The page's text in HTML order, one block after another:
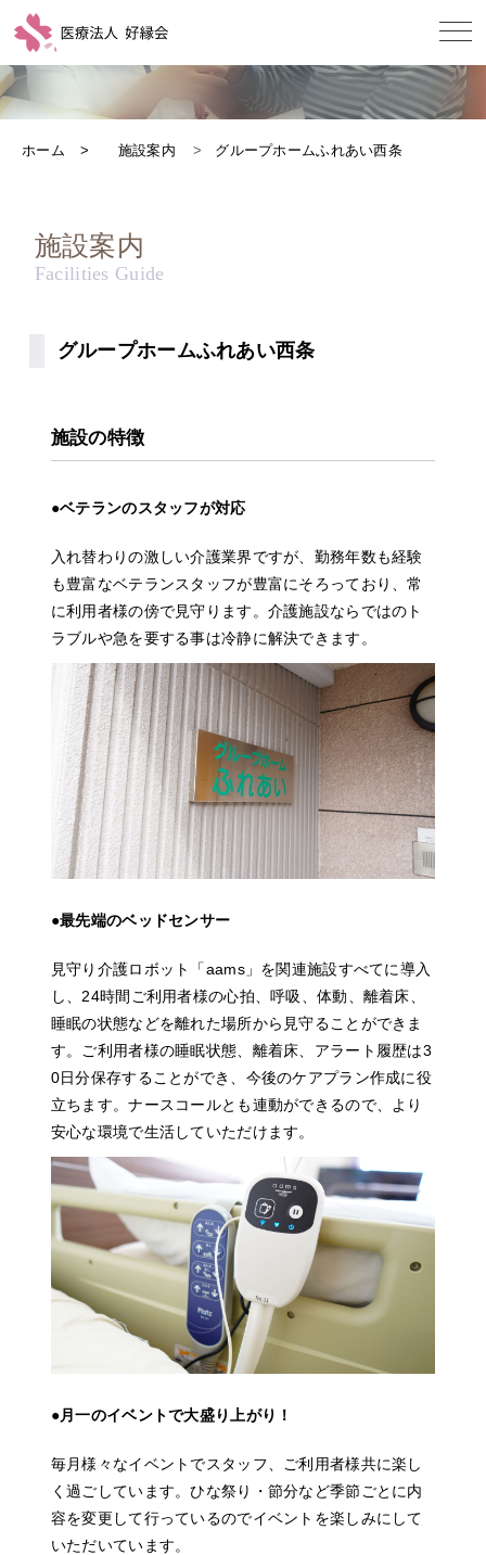
ホーム 施設案内 グループホームふれあい西条
施設案内
グループホームふれあい西条
施設の特徴
●ベテランのスタッフが対応
入れ替わりの激しい介護業界ですが、勤務年数も経験
も豊富なベテランスタッフが豊富にそろっており、常
に利用者様の傍で見守ります。介護施設ならではのト
ラブルや急を要する事は冷静に解決できます。
●最先端のベッドセンサー
見守り介護ロボット「aams」を関連施設すべてに導入
し、24時間ご利用者様の心拍、呼吸、体動、離着床、
睡眠の状態などを離れた場所から見守ることができま
す。ご利用者様の睡眠状態、離着床、アラート履歴は3
0日分保存することができ、今後のケアプラン作成に役
立ちます。ナースコールとも連動ができるので、より
安心な環境で生活していただけます。
●月一のイベントで大盛り上がり！
毎月様々なイベントでスタッフ、ご利用者様共に楽し
く過ごしています。ひな祭り・節分など季節ごとに内
容を変更して行っているのでイベントを楽しみにして
いただいています。